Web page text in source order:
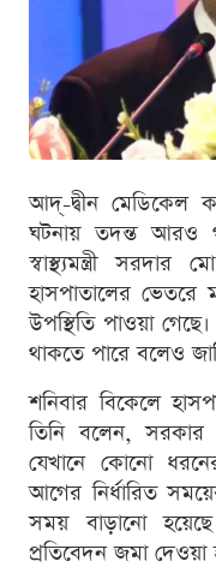
আদ্-দ্বীন মেডিকেল
ঘটনায় তদন্ত আরও
স্বাস্থ্যমন্ত্রী
হাসপাতালের
উপস্থিতি পাওয়া
থাকতে পারে বলেও
শনিবার বিকেলে
তিনি বলেন,
যেখানে কোনো
আগের নির্ধারিত
সময় বাড়ানো
প্রতিবেদন জমা দেওয়া